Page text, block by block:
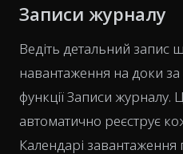
Записи журналу
Ведіть детальний запис
навантаження на доки
функції Записи журналу.
автоматично реєструє
Календарі завантаження